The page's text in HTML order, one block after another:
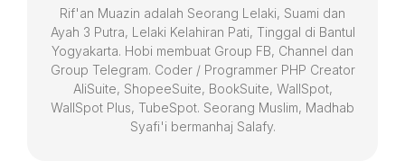
Rif'an Muazin adalah Seorang Lelaki, Suami dan
Ayah 3 Putra, Lelaki Kelahiran Pati, Tinggal di Bantul
Yogyakarta. Hobi membuat Group FB, Channel dan
Group Telegram. Coder / Programmer PHP Creator
AliSuite, ShopeeSuite, BookSuite, WallSpot,
WallSpot Plus, TubeSpot. Seorang Muslim, Madhab
Syafi'i bermanhaj Salafy.